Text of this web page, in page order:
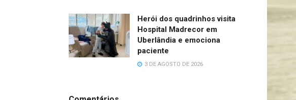
Herói dos quadrinhos visita
Hospital Madrecor em
Uberlândia e emociona
paciente
3 DE AGOSTO DE 2026